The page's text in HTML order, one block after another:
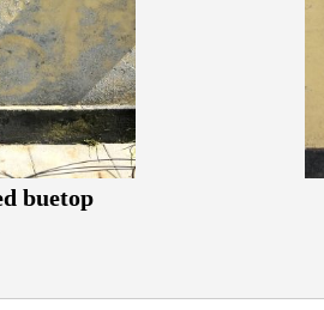
buetop